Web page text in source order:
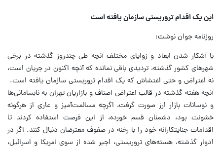
این یک اقدام تروریستی سازمان یافته است
روزنامه جوان نوشت:
‌با آشکار شدن ابعاد و زوایای مختلف آنچه طی چندروز گذشته در برخی
شهر‌های کشور گذشته، تردیدی باقی نمانده که آنچه اکنون در جریان است،
نه اعتراض و حتی اغتشاش که یک اقدام تروریستی سازمان یافته است.
آنچه هفته گذشته­ در قالب اعتراض اصناف و بازاریان تهران به نابسامانی‌ها
و نوسانات بازار ارز صورت گرفت، اگرچه مسالمت‌آمیز و عاری از هرگونه
خشونت بود، دشمنان قسم خورده، از این فرصت استفاده کردند تا
اقدامات جنایتکارانه خود را با رخنه در صفوف معترضان دنبال کنند. اگر در
ادوار گذشته، هسته‌های تروریستی، اجیر شده از سوی امریکا و اسرائیل،